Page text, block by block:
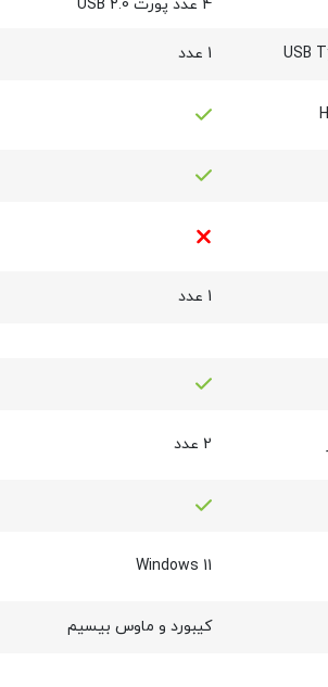
4 عدد پورت USB 2.0
1 عدد
1 عدد
2 عدد
Windows 11
کیبورد و ماوس بیسیم